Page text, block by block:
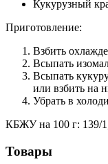
Кукурузный
Приготовление:
Взбить
Всыпать
Всыпать
или взбить на
Убрать в
КБЖУ на 100 г: 139/
Товары